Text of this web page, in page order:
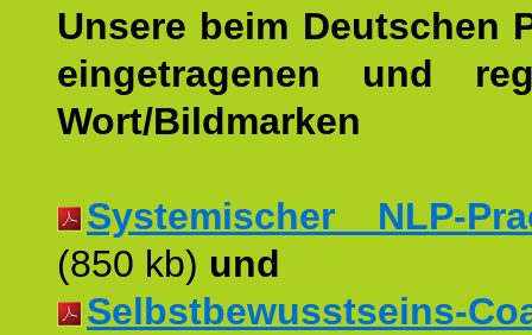
Unsere beim Deutschen
eingetragenen und
Wort/Bildmarken
Systemischer NLP-
(850 kb) und
Selbstbewusstseins-